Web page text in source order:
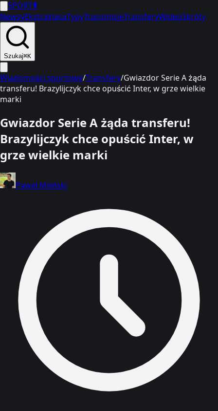
SPORT1
NewsyEkstraklasaTypyTransmisjeTransferyWideoSkróty
Szukaj⌘K
Wiadomości sportowe/Transfery/Gwiazdor Serie A żąda
transferu! Brazylijczyk chce opuścić Inter, w grze wielkie
marki
Gwiazdor Serie A żąda transferu!
Brazylijczyk chce opuścić Inter, w
grze wielkie marki
Paweł Miliński